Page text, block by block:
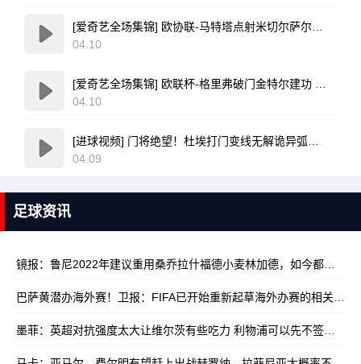
04.10
04.10
04.09
足球资讯